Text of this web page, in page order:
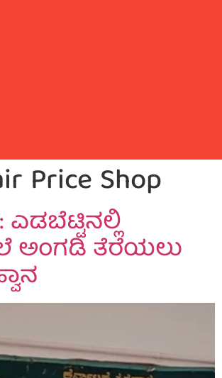
Price Shop
ಎಡಬೆಟ್ಟಿನಲ್ಲಿ
ಅಂಗಡಿ ತೆರೆಯಲು